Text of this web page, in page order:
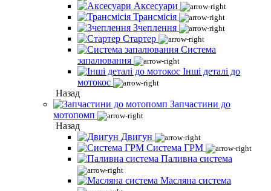
Аксесуари
Трансмісія
Зчеплення
Стартер
Система
запалювання
Інші деталі до
мотокос
Назад
Запчастини до
мотопомп
Назад
Двигун
Система ГРМ
Паливна система
Масляна система